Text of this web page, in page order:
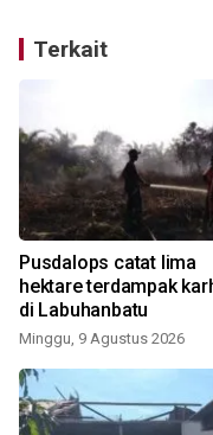
Terkait
Pusdalops catat lima
hektare terdampak
di Labuhanbatu
Minggu, 9 Agustus 2026